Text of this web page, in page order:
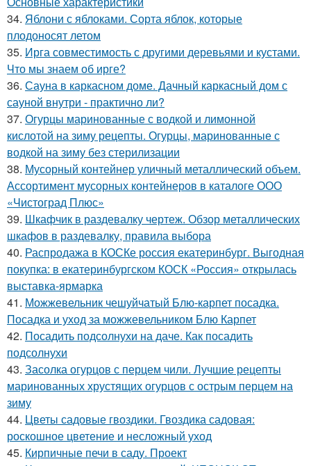
34. Яблони с яблоками. Сорта яблок, которые
плодоносят летом
35. Ирга совместимость с другими деревьями и кустами.
Что мы знаем об ирге?
36. Сауна в каркасном доме. Дачный каркасный дом с
сауной внутри - практично ли?
37. Огурцы маринованные с водкой и лимонной
кислотой на зиму рецепты. Огурцы, маринованные с
водкой на зиму без стерилизации
38. Мусорный контейнер уличный металлический объем.
Ассортимент мусорных контейнеров в каталоге ООО
«Чистоград Плюс»
39. Шкафчик в раздевалку чертеж. Обзор металлических
шкафов в раздевалку, правила выбора
40. Распродажа в КОСКе россия екатеринбург. Выгодная
покупка: в екатеринбургском КОСК «Россия» открылась
выставка-ярмарка
41. Можжевельник чешуйчатый Блю-карпет посадка.
Посадка и уход за можжевельником Блю Карпет
42. Посадить подсолнухи на даче. Как посадить
подсолнухи
43. Засолка огурцов с перцем чили. Лучшие рецепты
маринованных хрустящих огурцов с острым перцем на
зиму
44. Цветы садовые гвоздики. Гвоздика садовая:
роскошное цветение и несложный уход
45. Кирпичные печи в саду. Проект